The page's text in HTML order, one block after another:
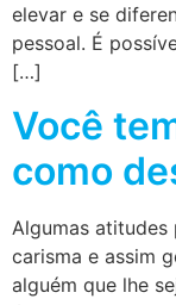
elevar e se
pessoal. É
[…]
Você
como
Algumas
carisma e assim
alguém que lhe